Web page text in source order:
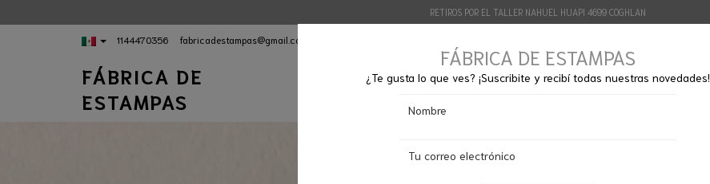
RETIROS POR EL TALLER NAHUEL HUAPI 4699 COGHLAN
1144470356 fabricadestampas@gmail.com
FÁBRICA DE
ESTAMPAS
OBRAS CONTACTO SOBRE FÁBRICA DE ESTAMPAS
FÁBRICA DE ESTAMPAS
¿Te gusta lo que ves? ¡Suscribite y recibí todas nuestras novedades!